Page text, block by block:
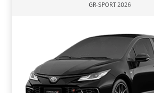
GR-SPORT 2026